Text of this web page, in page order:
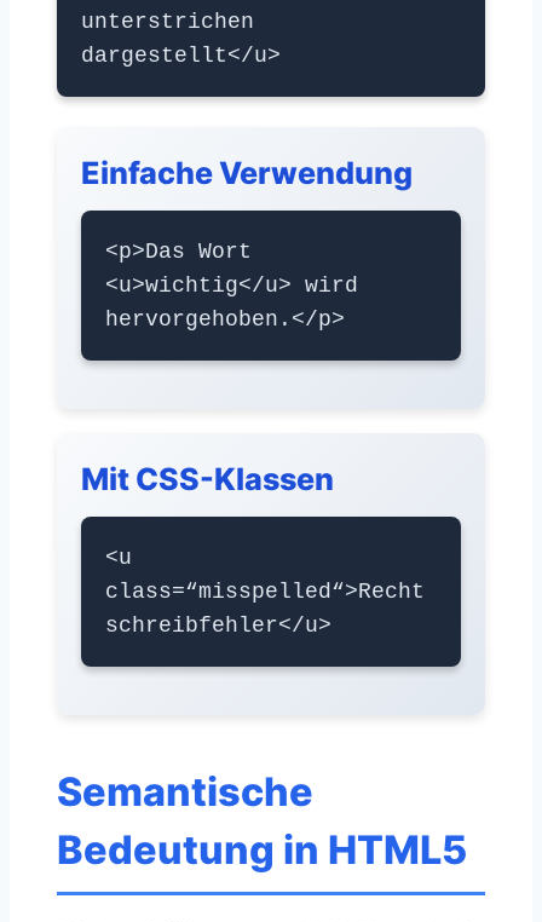
unterstrichen
dargestellt</u>
Einfache Verwendung
<p>Das Wort
<u>wichtig</u> wird
hervorgehoben.</p>
Mit CSS-Klassen
<u
class=“misspelled“>Recht
schreibfehler</u>
Semantische
Bedeutung in HTML5